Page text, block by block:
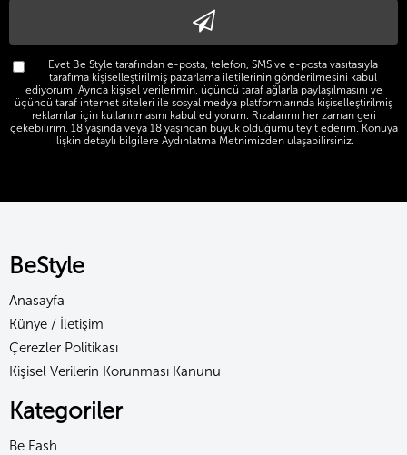
Evet Be Style tarafından e-posta, telefon, SMS ve e-posta vasıtasıyla
tarafıma kişiselleştirilmiş pazarlama iletilerinin gönderilmesini kabul
ediyorum. Ayrıca kişisel verilerimin, üçüncü taraf ağlarla paylaşılmasını ve
üçüncü taraf internet siteleri ile sosyal medya platformlarında kişiselleştirilmiş
reklamlar için kullanılmasını kabul ediyorum. Rızalarımı her zaman geri
çekebilirim. 18 yaşında veya 18 yaşından büyük olduğumu teyit ederim. Konuya
ilişkin detaylı bilgilere Aydınlatma Metnimizden ulaşabilirsiniz.
BeStyle
Anasayfa
Künye / İletişim
Çerezler Politikası
Kişisel Verilerin Korunması Kanunu
Kategoriler
Be Fash